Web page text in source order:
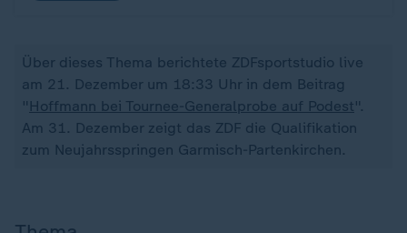
Über dieses Thema berichtete ZDFsportstudio live
am 21. Dezember um 18:33 Uhr in dem Beitrag
" Hoffmann bei Tournee-Generalprobe auf Podest".
Am 31. Dezember zeigt das ZDF die Qualifikation
zum Neujahrsspringen Garmisch-Partenkirchen.